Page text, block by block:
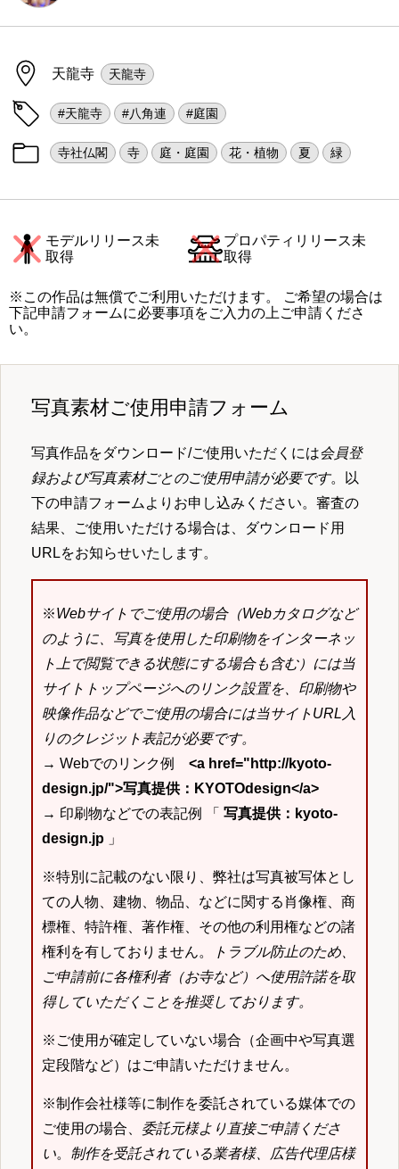
天龍寺 天龍寺
#天龍寺 #八角連 #庭園
寺社仏閣 寺 庭・庭園 花・植物 夏 緑
モデルリリース未
取得
プロパティリリース未
取得
※この作品は無償でご利用いただけます。 ご希望の場合は
下記申請フォームに必要事項をご入力の上ご申請くださ
い。
写真素材ご使用申請フォーム
写真作品をダウンロード/ご使用いただくには会員登
録および写真素材ごとのご使用申請が必要です。以
下の申請フォームよりお申し込みください。審査の
結果、ご使用いただける場合は、ダウンロード用
URLをお知らせいたします。
※Webサイトでご使用の場合（Webカタログなど
のように、写真を使用した印刷物をインターネッ
ト上で閲覧できる状態にする場合も含む）には当
サイトトップページへのリンク設置を、印刷物や
映像作品などでご使用の場合には当サイトURL入
りのクレジット表記が必要です。
→ Webでのリンク例 <a href="http://kyoto-
design.jp/">写真提供：KYOTOdesign</a>
→ 印刷物などでの表記例 「 写真提供：kyoto-
design.jp 」
※特別に記載のない限り、弊社は写真被写体とし
ての人物、建物、物品、などに関する肖像権、商
標権、特許権、著作権、その他の利用権などの諸
権利を有しておりません。
トラブル防止のため、
ご申請前に各権利者（お寺など）へ使用許諾を取
得していただくことを推奨しております。
※ご使用が確定していない場合（企画中や写真選
定段階など）はご申請いただけません。
※制作会社様等に制作を委託されている媒体での
ご使用の場合、 委託元様より直接ご申請くださ
い。 制作を受託されている業者様、広告代理店様